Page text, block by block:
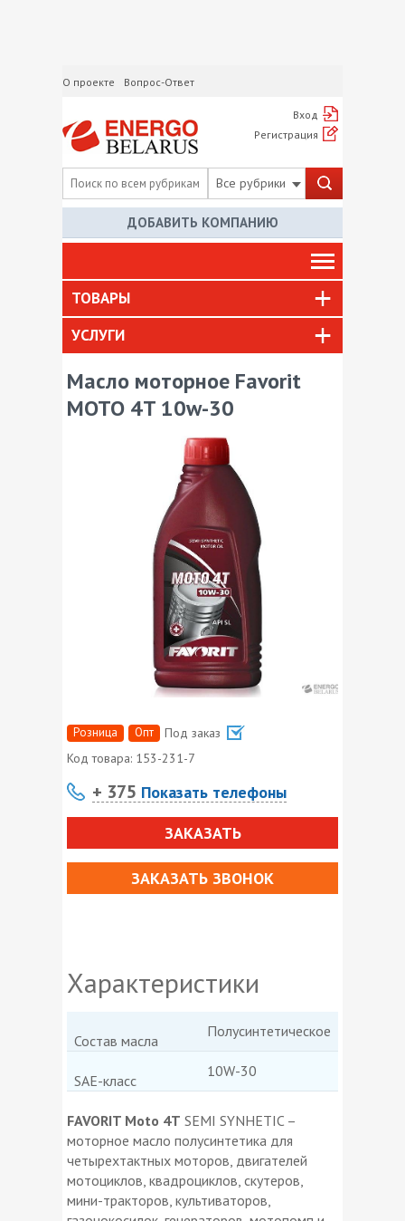
О проекте Вопрос-Ответ
Вход
Регистрация
Все рубрики
ДОБАВИТЬ КОМПАНИЮ
ТОВАРЫ
УСЛУГИ
Масло моторное Favorit
MOTO 4T 10w-30
Розница Опт
Под заказ
Код товара: 153-231-7
+ 375 Показать телефоны
ЗАКАЗАТЬ
ЗАКАЗАТЬ ЗВОНОК
Характеристики
Состав масла
Полусинтетическое
SAE-класс
10W-30
FAVORIT Moto 4T SEMI SYNHETIC –
моторное масло полусинтетика для
четырехтактных моторов, двигателей
мотоциклов, квадроциклов, скутеров,
мини-тракторов, культиваторов,